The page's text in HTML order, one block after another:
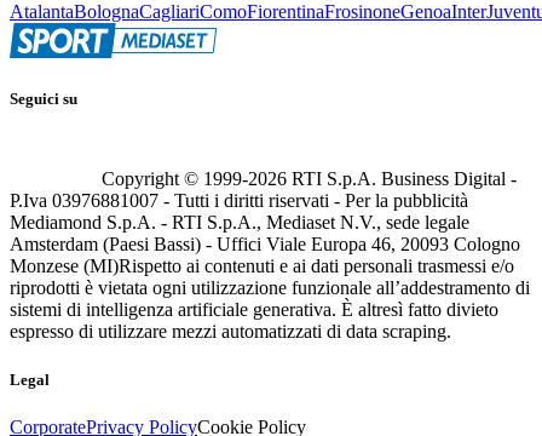
AtalantaBolognaCagliariComoFiorentinaFrosinoneGenoaInter
Seguici su
Copyright © 1999-2026 RTI S.p.A. Business Digital -
P.Iva 03976881007 - Tutti i diritti riservati - Per la pubblicità
Mediamond S.p.A. - RTI S.p.A., Mediaset N.V., sede legale
Amsterdam (Paesi Bassi) - Uffici Viale Europa 46, 20093 Cologno
Monzese (MI)Rispetto ai contenuti e ai dati personali trasmessi e/o
riprodotti è vietata ogni utilizzazione funzionale all’addestramento di
sistemi di intelligenza artificiale generativa. È altresì fatto divieto
espresso di utilizzare mezzi automatizzati di data scraping.
Legal
CorporatePrivacy PolicyCookie Policy